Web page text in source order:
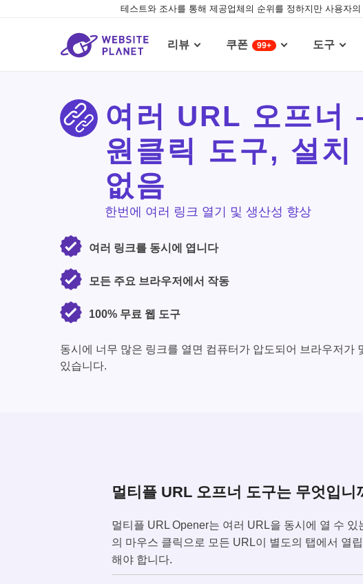
테스트와 조사를 통해 제공업체의 순위를 정하지만 사용자
리뷰 쿠폰 99+ 도구
여러 URL 오프너
원클릭 도구, 설치
없음
한번에 여러 링크 열기 및 생산성 향상
여러 링크를 동시에 엽니다
모든 주요 브라우저에서 작동
100% 무료 웹 도구
동시에 너무 많은 링크를 열면 컴퓨터가 압도되어 브라우저가
있습니다.
멀티플 URL 오프너 도구는 무엇입니
멀티플 URL Opener는 여러 URL을 동시에 열 수
의 마우스 클릭으로 모든 URL이 별도의 탭에서 열
해야 합니다.